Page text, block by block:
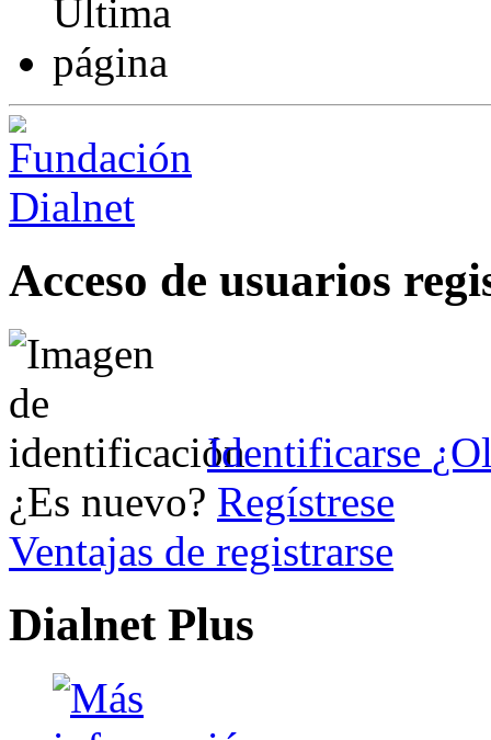
Acceso de usuarios
Identificarse
¿Es nuevo? Regístrese
Ventajas de registrarse
Dialnet Plus